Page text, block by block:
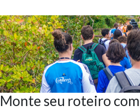
Monte seu roteiro